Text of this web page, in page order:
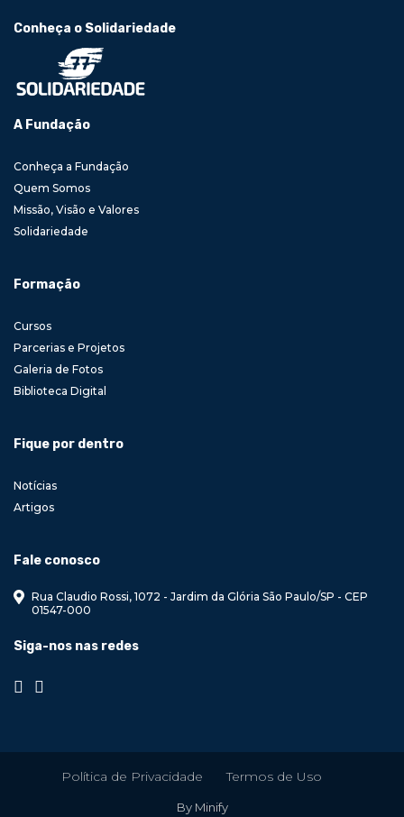
Conheça o Solidariedade
A Fundação
Conheça a Fundação
Quem Somos
Missão, Visão e Valores
Solidariedade
Formação
Cursos
Parcerias e Projetos
Galeria de Fotos
Biblioteca Digital
Fique por dentro
Notícias
Artigos
Fale conosco
Rua Claudio Rossi, 1072 - Jardim da Glória São Paulo/SP - CEP
01547-000
Siga-nos nas redes
Política de Privacidade Termos de Uso
By Minify